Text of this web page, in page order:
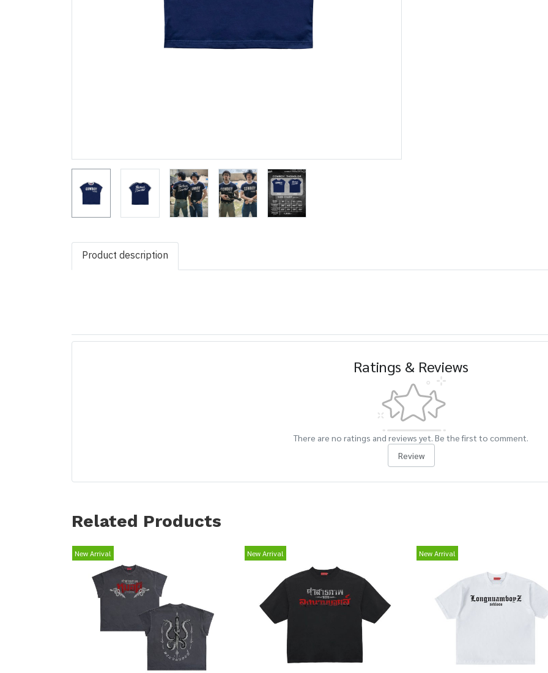
Product description
Ratings & Reviews
There are no ratings and reviews yet. Be the first to comment.
Review
Related Products
New Arrival New Arrival New Arrival